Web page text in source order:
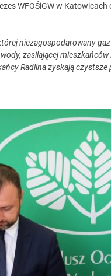
WFOŚiGW w
niezagospodarowany
zasilającej
Radlina zyskają czystsze